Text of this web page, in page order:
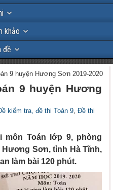
khảo
đề
9 huyện Hương Sơn 2019-2020
9 huyện Hương
kiểm tra, đề thi Toán 9, Đề thi
Toán lớp 9, phòng
Sơn, tỉnh Hà Tĩnh,
làm bài 120 phút.